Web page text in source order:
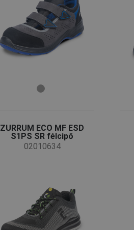
ZURRUM ECO MF ESD
S1PS SR félcipő
02010634